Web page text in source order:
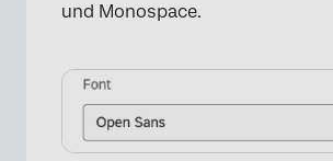
und Monospace.